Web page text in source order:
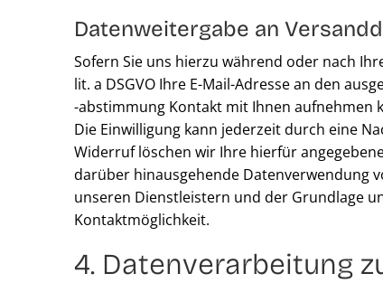
Datenweitergabe an
Sofern Sie uns hierzu während oder nach
lit. a DSGVO Ihre E-Mail-Adresse an den
-abstimmung Kontakt mit Ihnen aufnehmen
Die Einwilligung kann jederzeit durch eine
Widerruf löschen wir Ihre hierfür
darüber hinausgehende Datenverwendung
unseren Dienstleistern und der Grundlage
Kontaktmöglichkeit.
4. Datenverarbeitung